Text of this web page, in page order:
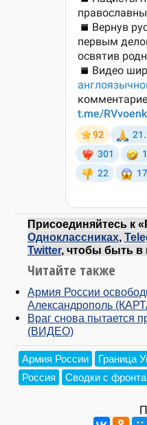
Присоединяйтесь к
Одноклассниках,
Twitter, чтобы быть в
Читайте также
Армия России
Александрополь
Враг снова пытается
(ВИДЕО)
Армия России Граница
Россия
Сводки с фронта